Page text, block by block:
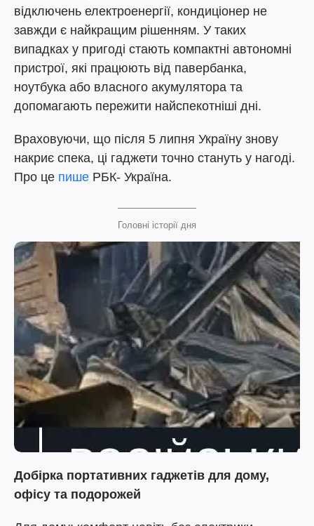
відключень електроенергії, кондиціонер не
завжди є найкращим рішенням. У таких
випадках у пригоді стають компактні автономні
пристрої, які працюють від павербанка,
ноутбука або власного акумулятора та
допомагають пережити найспекотніші дні.
Враховуючи, що після 5 липня Україну знову
накриє спека, ці гаджети точно стануть у нагоді.
Про це пише РБК- Україна.
Головні історії дня
Добірка портативних гаджетів для дому,
офісу та подорожей